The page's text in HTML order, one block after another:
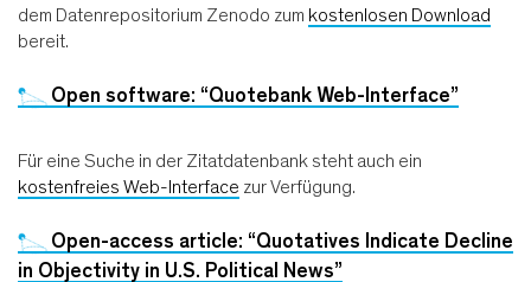
dem Datenrepositorium Zenodo zum kostenlosen Download
bereit.
Open software: “Quotebank Web-Interface”
Für eine Suche in der Zitatdatenbank steht auch ein
kostenfreies Web-Interface zur Verfügung.
Open-access article: “Quotatives Indicate Decline
in Objectivity in U.S. Political News”